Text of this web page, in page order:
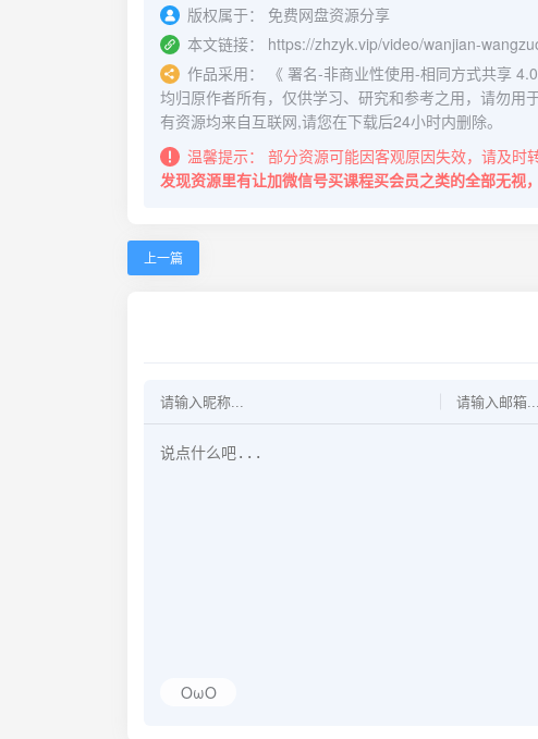
版权属于：
免费网盘资源分享
本文链接：
https://zhzyk.vip/video/wanjian-
作品采用：
《 署名-非商业性使用-相同方式共享
均归原作者所有，仅供学习、研究和参考之用，请勿
有资源均来自互联网,请您在下载后24小时内删除。
温馨提示：
部分资源可能因客观原因失效，请及时
发现资源里有让加微信号买课程买会员之类的全部无视
上一篇
OωO